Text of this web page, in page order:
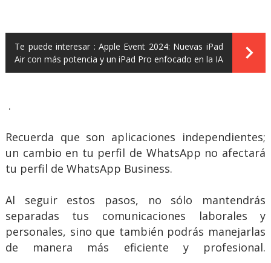
Te puede interesar : Apple Event 2024: Nuevas iPad
Air con más potencia y un iPad Pro enfocado en la IA
.
Recuerda que son aplicaciones independientes;
un cambio en tu perfil de WhatsApp no afectará
tu perfil de WhatsApp Business.
Al seguir estos pasos, no sólo mantendrás
separadas tus comunicaciones laborales y
personales, sino que también podrás manejarlas
de manera más eficiente y profesional.